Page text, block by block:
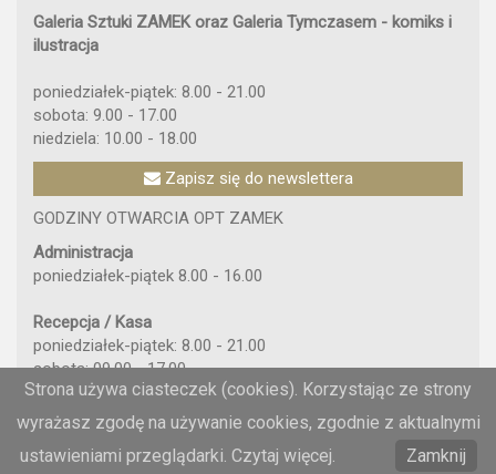
Galeria Sztuki ZAMEK oraz Galeria Tymczasem - komiks i
ilustracja
poniedziałek-piątek: 8.00 - 21.00
sobota: 9.00 - 17.00
niedziela: 10.00 - 18.00
Zapisz się do newslettera
GODZINY OTWARCIA OPT ZAMEK
Administracja
poniedziałek-piątek 8.00 - 16.00
Recepcja / Kasa
poniedziałek-piątek: 8.00 - 21.00
sobota: 09.00 - 17.00
niedziela: 10.00 - 18.00
© Wszelkie prawa zastrzeżone 2026 - OPT Zamek
Strona używa ciasteczek (cookies). Korzystając ze strony
wyrażasz zgodę na używanie cookies, zgodnie z aktualnymi
ustawieniami przeglądarki. Czytaj więcej.
Zamknij